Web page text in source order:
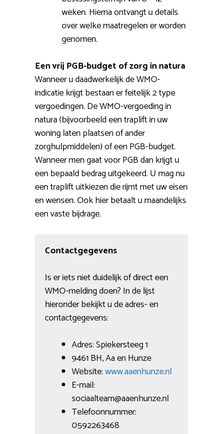
weken. Hierna ontvangt u details
over welke maatregelen er worden
genomen.
Een vrij PGB-budget of zorg in natura
Wanneer u daadwerkelijk de WMO-
indicatie krijgt bestaan er feitelijk 2 type
vergoedingen. De WMO-vergoeding in
natura (bijvoorbeeld een traplift in uw
woning laten plaatsen of ander
zorghulpmiddelen) of een PGB-budget.
Wanneer men gaat voor PGB dan krijgt u
een bepaald bedrag uitgekeerd. U mag nu
een traplift uitkiezen die rijmt met uw eisen
en wensen. Ook hier betaalt u maandelijks
een vaste bijdrage.
Contactgegevens
Is er iets niet duidelijk of direct een
WMO-melding doen? In de lijst
hieronder bekijkt u de adres- en
contactgegevens:
Adres: Spiekersteeg 1
9461 BH, Aa en Hunze
Website:www.aaenhunze.nl
E-mail:
sociaalteam@aaenhunze.nl
Telefoonnummer:
0592263468